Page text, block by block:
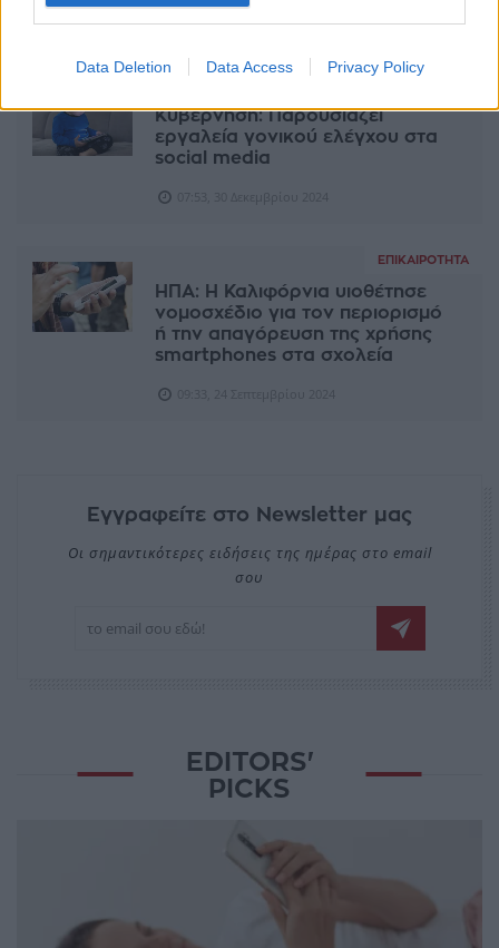
Data Deletion Data Access Privacy Policy
15:31, 04 Ιανουαρίου 2025
Κυβέρνηση: Παρουσιάζει
εργαλεία γονικού ελέγχου στα
social media
ΕΠΙΚΑΙΡΌΤΗΤΑ
ΗΠΑ: Η Καλιφόρνια υιοθέτησε
νομοσχέδιο για τον περιορισμό
ή την απαγόρευση της χρήσης
smartphones στα σχολεία
Εγγραφείτε στο Newsletter μας
Οι σημαντικότερες ειδήσεις της ημέρας στο email
σου
EDITORS'
PICKS